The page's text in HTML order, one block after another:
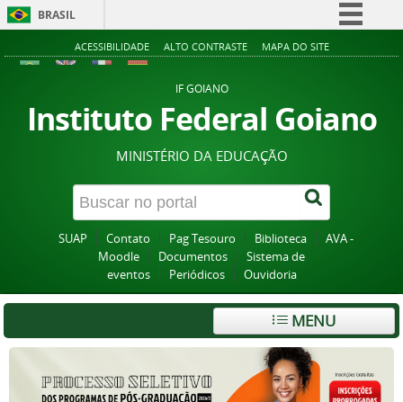
BRASIL
Simplifique!
Acesso à informação
Legislação
Canais
ACESSIBILIDADE ALTO CONTRASTE MAPA DO SITE
IF GOIANO
Instituto Federal Goiano
MINISTÉRIO DA EDUCAÇÃO
SUAP Contato Pag Tesouro Biblioteca
AVA -
Moodle
Documentos
Sistema de
eventos
Periódicos Ouvidoria
MENU